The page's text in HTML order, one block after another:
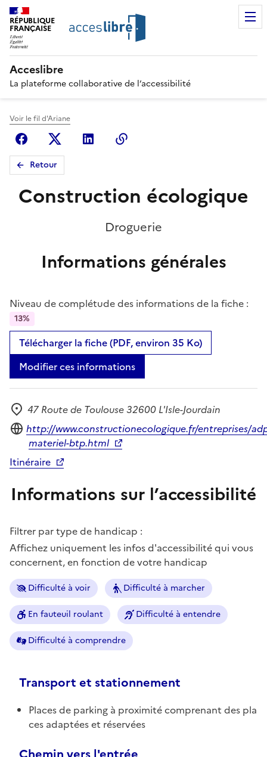
RÉPUBLIQUE
FRANÇAISE
Acceslibre
La plateforme collaborative de l’accessibilité
Voir le fil d'Ariane
FacebookX (anciennement Twitter)
Linkedin
Retour
Construction écologique
Droguerie
Informations générales
Niveau de complétude des informations de la fiche :
13%
Télécharger la fiche (PDF, environ 35 Ko)
Modifier ces informations
Adresse
47 Route de Toulouse 32600 L'Isle-Jourdain
Site internet
http://www.constructionecologique.fr/entreprises/
materiel-btp.html
Itinéraire
Informations sur l’accessibilité
Filtrer par type de handicap :
Affichez uniquement les infos d'accessibilité qui vous
concernent, en fonction de votre handicap
Difficulté à voir Difficulté à marcher
En fauteuil roulant Difficulté à entendre
Difficulté à comprendre
Transport et stationnement
Places de parking à proximité comprenant des pla
ces adaptées et réservées